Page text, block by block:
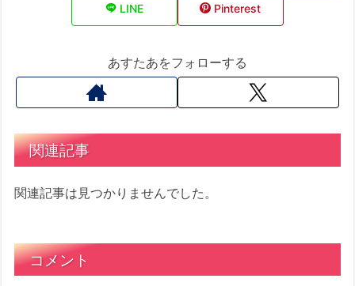
LINE Pinterest
あすたあをフォローする
関連記事
関連記事は見つかりませんでした。
コメント